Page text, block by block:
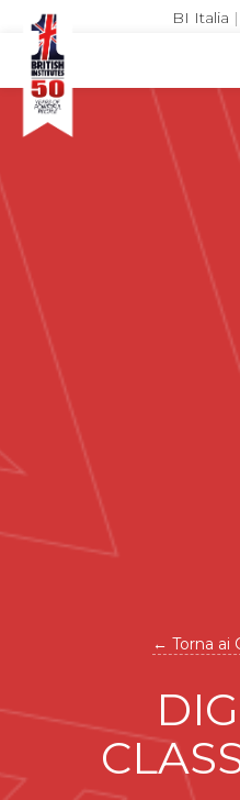
BI Italia |
← Torna ai